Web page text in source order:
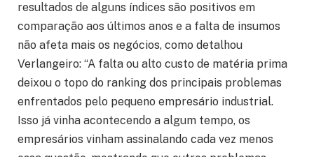
resultados de alguns índices são positivos em
comparação aos últimos anos e a falta de insumos
não afeta mais os negócios, como detalhou
Verlangeiro: “A falta ou alto custo de matéria prima
deixou o topo do ranking dos principais problemas
enfrentados pelo pequeno empresário industrial.
Isso já vinha acontecendo a algum tempo, os
empresários vinham assinalando cada vez menos